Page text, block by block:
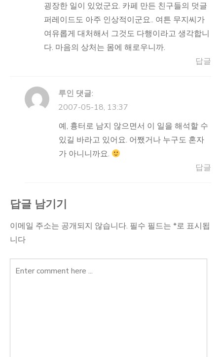
굉장한 일이 있었군요. 카페 만든 친구들의 덧글
퍼레이드도 아주 인상적이군요.. 여튼 무지씨가
여유롭게 대처해서 그것도 다행이라고 생각합니
다. 마음의 상처는 몸에 해로우니까.
답글
루인 댓글:
2007-05-18, 13:37
예, 흉터로 남지 않으면서 이 일을 해석할 수
있길 바라고 있어요. 어쨌거나 누구도 혼자
가 아니니까요.
답글
답글 남기기
이메일 주소는 공개되지 않습니다. 필수 필드는 *로 표시됩
니다